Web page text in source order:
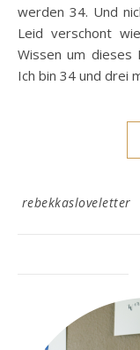
werden 34. Und
Leid verschont
Wissen um dieses
Ich bin 34 und drei
rebekkasloveletter